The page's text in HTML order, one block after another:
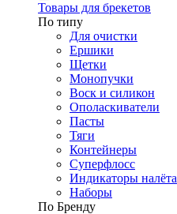
Товары для брекетов
По типу
Для очистки
Ершики
Щетки
Монопучки
Воск и силикон
Ополаскиватели
Пасты
Тяги
Контейнеры
Суперфлосс
Индикаторы налёта
Наборы
По Бренду